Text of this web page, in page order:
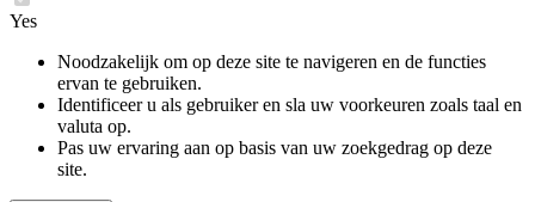
Yes
Noodzakelijk om op deze site te navigeren en de functies
ervan te gebruiken.
Identificeer u als gebruiker en sla uw voorkeuren zoals taal en
valuta op.
Pas uw ervaring aan op basis van uw zoekgedrag op deze
site.